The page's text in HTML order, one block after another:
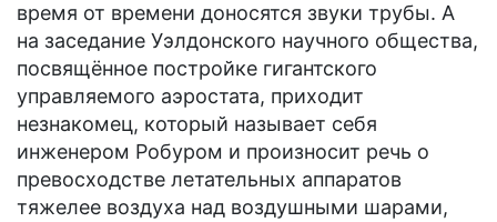
время от времени доносятся звуки трубы. А
на заседание Уэлдонского научного общества,
посвящённое постройке гигантского
управляемого аэростата, приходит
незнакомец, который называет себя
инженером Робуром и произносит речь о
превосходстве летательных аппаратов
тяжелее воздуха над воздушными шарами,